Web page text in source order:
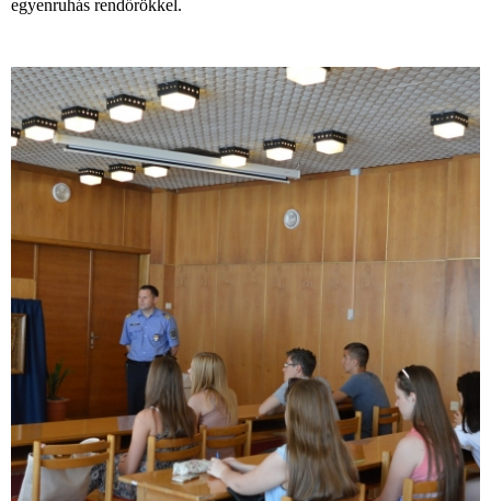
egyenruhás rendőrökkel.